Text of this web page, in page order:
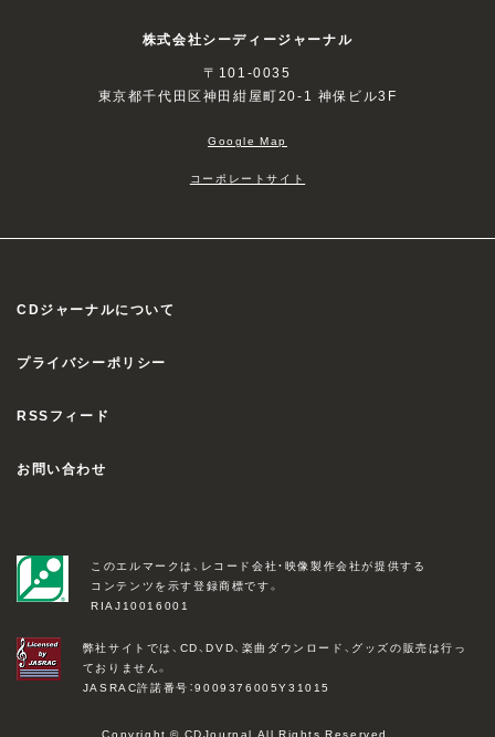
株式会社シーディージャーナル
〒101-0035
東京都千代田区神田紺屋町20-1 神保ビル3F
Google Map
コーポレートサイト
CDジャーナルについて
プライバシーポリシー
RSSフィード
お問い合わせ
このエルマークは、レコード会社・映像製作会社が提供する
コンテンツを示す登録商標です。
RIAJ10016001
弊社サイトでは、CD、DVD、楽曲ダウンロード、グッズの販売は行っ
ておりません。
JASRAC許諾番号：9009376005Y31015
Copyright © CDJournal All Rights Reserved.